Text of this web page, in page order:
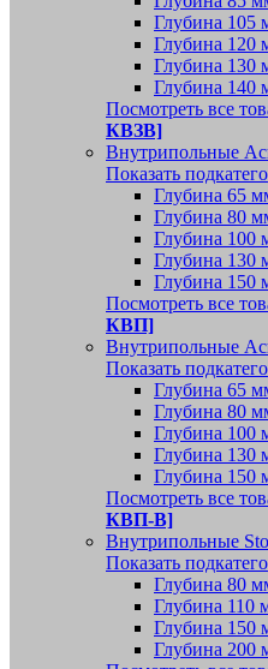
Глубина 105
Глубина 120
Глубина 130
Глубина 140
Посмотреть все
КВЗВ]
Внутрипольные
Показать
Глубина 65
Глубина 80
Глубина 100
Глубина 130
Глубина 150
Посмотреть все
КВП]
Внутрипольные
Показать
Глубина 65
Глубина 80
Глубина 100
Глубина 130
Глубина 150
Посмотреть все
КВП-В]
Внутрипольные
Показать
Глубина 80
Глубина 110
Глубина 150
Глубина 200